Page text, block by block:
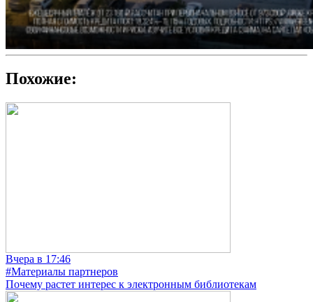
Похожие:
Вчера в 17:46
#Материалы партнеров
Почему растет интерес к электронным библиотекам